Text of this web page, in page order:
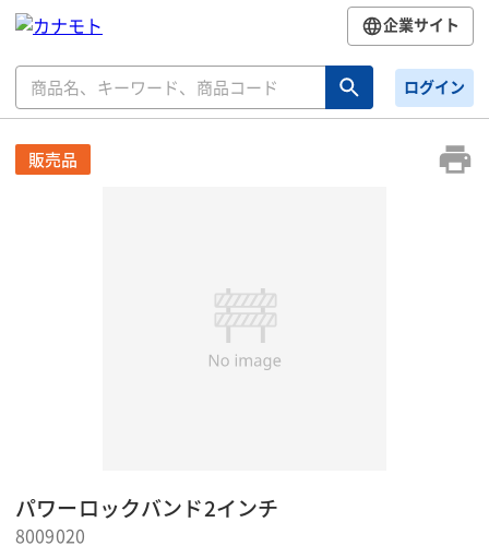
企業サイト
ログイン
販売品
パワーロックバンド2インチ
8009020